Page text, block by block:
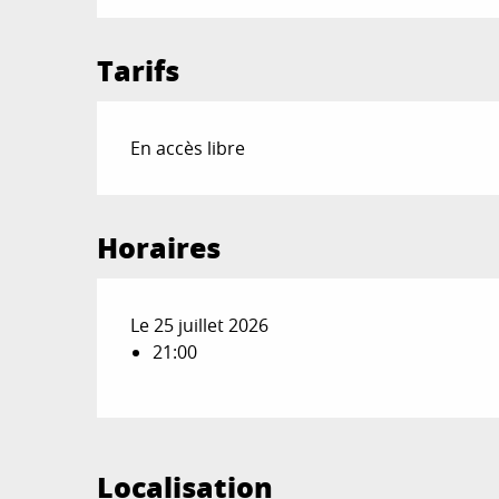
Tarifs
En accès libre
Horaires
Le 25 juillet 2026
21:00
Localisation